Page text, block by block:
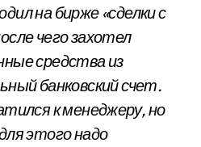
на бирже «сделки с
чего захотел
средства из
банковский счет.
к менеджеру, но
этого надо